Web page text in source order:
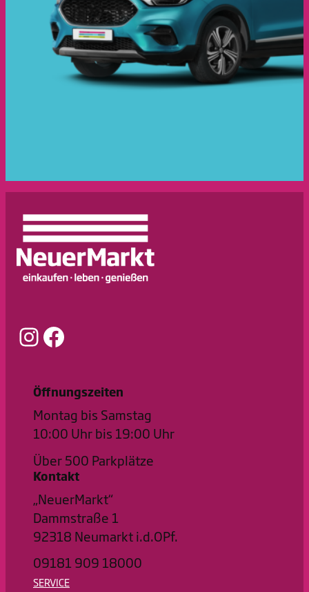
InstagramFacebook
Öffnungszeiten
Montag bis Samstag
10:00 Uhr bis 19:00 Uhr
Über 500 Parkplätze
Kontakt
„NeuerMarkt“
Dammstraße 1
92318 Neumarkt i.d.OPf.
09181 909 18000
SERVICE